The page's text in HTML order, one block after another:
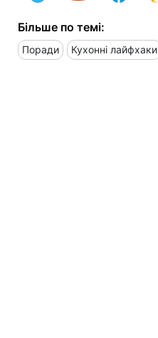
Більше по темі:
Поради Кухонні лайфхаки